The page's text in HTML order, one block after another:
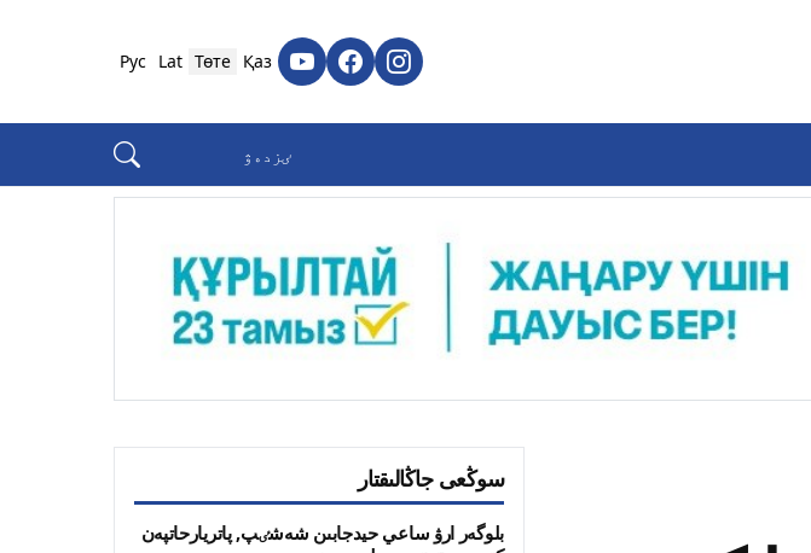
Қаз
Төте
Lat
Рус
سوڭعى جاڭالىقتار
بلوگەر ارۋ ساعي حيدجابىن شەشٸپ, پاتريارحاتپەن